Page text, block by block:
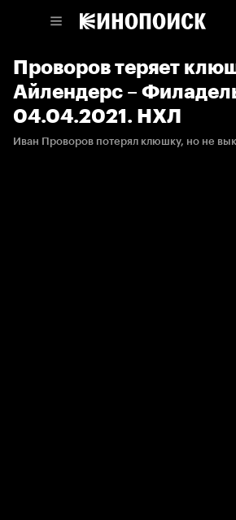
Проворов теряет
Айлендерс –
04.04.2021. НХЛ